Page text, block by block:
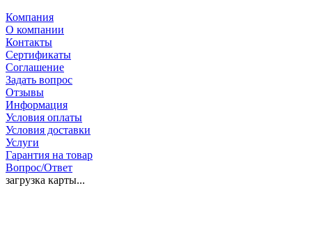
Компания
О компании
Контакты
Сертификаты
Соглашение
Задать вопрос
Отзывы
Информация
Условия оплаты
Условия доставки
Услуги
Гарантия на товар
Вопрос/Ответ
загрузка карты...